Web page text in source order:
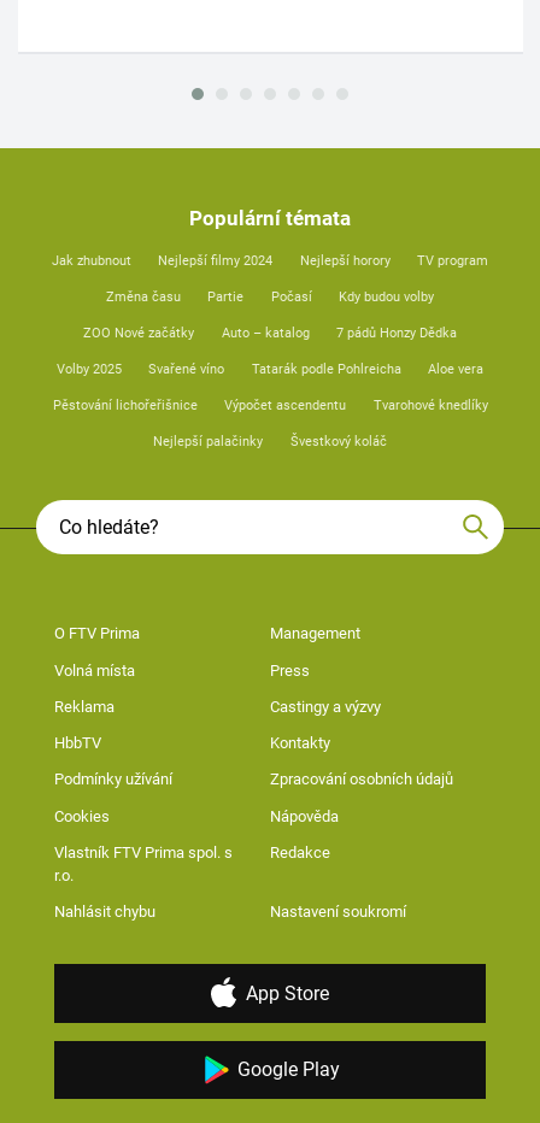
Populární témata
Jak zhubnout Nejlepší filmy 2024 Nejlepší horory TV program
Změna času Partie Počasí Kdy budou volby
ZOO Nové začátky Auto – katalog 7 pádů Honzy Dědka
Volby 2025 Svařené víno Tatarák podle Pohlreicha Aloe vera
Pěstování lichořeřišnice Výpočet ascendentu Tvarohové knedlíky
Nejlepší palačinky Švestkový koláč
O FTV Prima Management
Volná místa Press
Reklama Castingy a výzvy
HbbTV Kontakty
Podmínky užívání Zpracování osobních údajů
Cookies Nápověda
Vlastník FTV Prima spol. s
r.o.
Redakce
Nahlásit chybu Nastavení soukromí
App Store
Google Play